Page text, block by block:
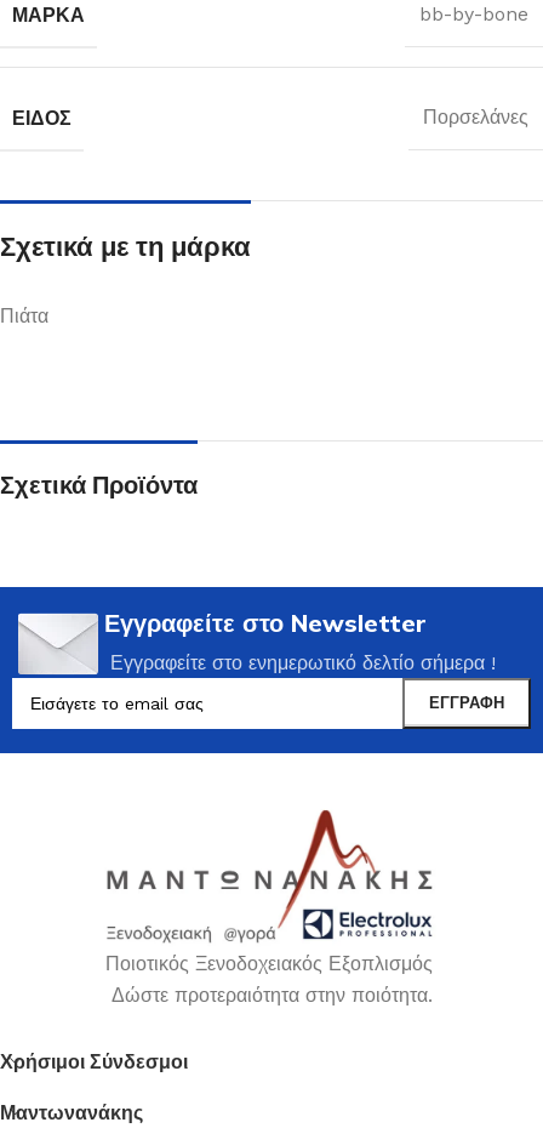
ΜΆΡΚΑ bb-by-bone
ΕΊΔΟΣ Πορσελάνες
Σχετικά με τη μάρκα
Πιάτα
Σχετικά Προϊόντα
Εγγραφείτε στο Newsletter
Εγγραφείτε στο ενημερωτικό δελτίο σήμερα !
Ποιοτικός Ξενοδοχειακός Εξοπλισμός
Δώστε προτεραιότητα στην ποιότητα.
Χρήσιμοι Σύνδεσμοι
Μαντωνανάκης